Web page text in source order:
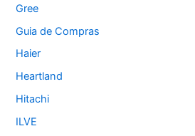
Gree
Guia de Compras
Haier
Heartland
Hitachi
ILVE